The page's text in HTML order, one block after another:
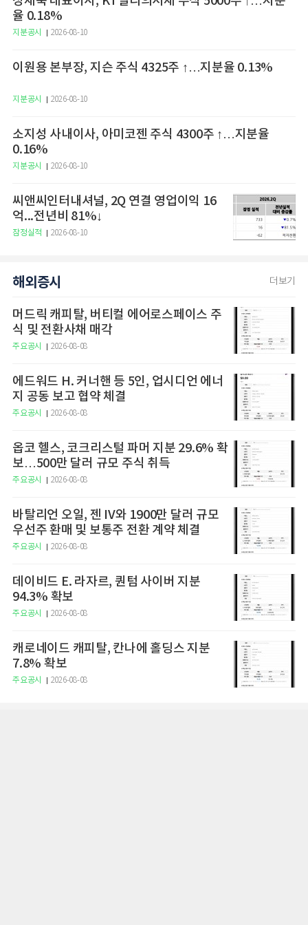
율 0.18%
지분공시 2026-08-10
이원용 본부장, 지슨 주식 4325주 ↑…지분율 0.13%
지분공시 2026-08-10
소지성 사내이사, 아미코젠 주식 4300주 ↑…지분율
0.16%
지분공시 2026-08-10
씨앤씨인터내셔널, 2Q 연결 영업이익 16
억...전년비 81%↓
잠정실적 2026-08-10
해외증시 더보기
머드릭 캐피탈, 버티컬 에어로스페이스 주
식 및 전환사채 매각
주요공시 2026-08-08
에드워드 H. 커너핸 등 5인, 업시디언 에너
지 공동 보고 협약 체결
주요공시 2026-08-08
옵코 헬스, 코크리스털 파머 지분 29.6% 확
보…500만 달러 규모 주식 취득
주요공시 2026-08-08
바탈리언 오일, 젠 IV와 1900만 달러 규모
우선주 환매 및 보통주 전환 계약 체결
주요공시 2026-08-08
데이비드 E. 라자르, 퀀텀 사이버 지분
94.3% 확보
주요공시 2026-08-08
캐로네이드 캐피탈, 칸나에 홀딩스 지분
7.8% 확보
주요공시 2026-08-08